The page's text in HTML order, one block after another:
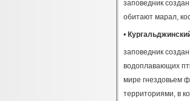
заповедник
обитают марал,
•
заповедник
водоплавающих
мире гнездовьем
территориями, в